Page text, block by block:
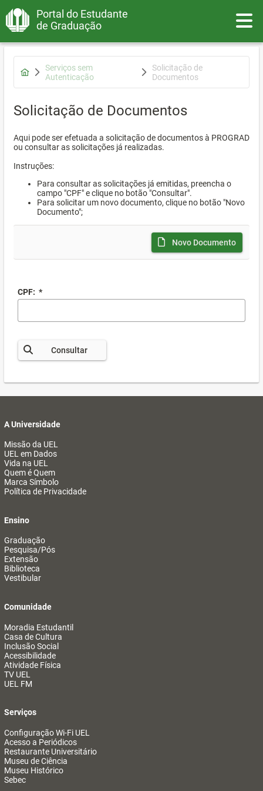
Portal do Estudante
de Graduação
Serviços sem
Autenticação
Solicitação de
Documentos
Solicitação de Documentos
Aqui pode ser efetuada a solicitação de documentos à PROGRAD
ou consultar as solicitações já realizadas.
Instruções:
Para consultar as solicitações já emitidas, preencha o
campo "CPF" e clique no botão "Consultar".
Para solicitar um novo documento, clique no botão "Novo
Documento";
Novo Documento
CPF: *
Consultar
A Universidade
Missão da UEL
UEL em Dados
Vida na UEL
Quem é Quem
Marca Símbolo
Política de Privacidade
Ensino
Graduação
Pesquisa/Pós
Extensão
Biblioteca
Vestibular
Comunidade
Moradia Estudantil
Casa de Cultura
Inclusão Social
Acessibilidade
Atividade Física
TV UEL
UEL FM
Serviços
Configuração Wi-Fi UEL
Acesso a Periódicos
Restaurante Universitário
Museu de Ciência
Museu Histórico
Sebec